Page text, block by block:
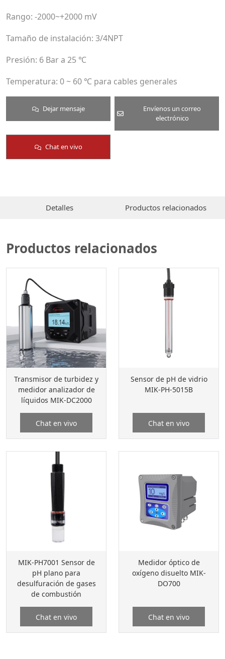
Rango: -2000~+2000 mV
Tamaño de instalación: 3/4NPT
Presión: 6 Bar a 25 ℃
Temperatura: 0 ~ 60 ℃ para cables generales
Dejar mensaje
Envíenos un correo
electrónico
Chat en vivo
Detalles Productos relacionados
Productos relacionados
Transmisor de turbidez y
medidor analizador de
líquidos MIK-DC2000
Chat en vivo
Sensor de pH de vidrio
MIK-PH-5015B
Chat en vivo
MIK-PH7001 Sensor de
pH plano para
desulfuración de gases
de combustión
Chat en vivo
Medidor óptico de
oxígeno disuelto MIK-
DO700
Chat en vivo